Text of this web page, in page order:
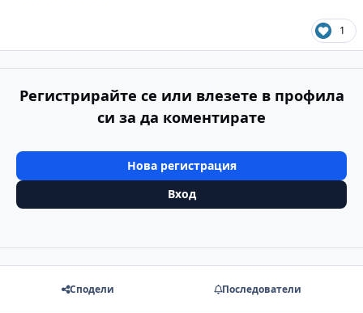
1
Регистрирайте се или влезете в профила
си за да коментирате
Нова регистрация
Вход
Сподели Последователи